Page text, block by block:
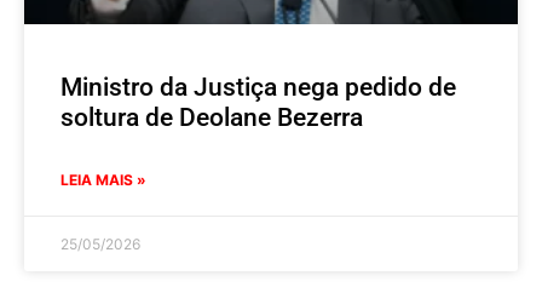
Ministro da Justiça nega pedido de
soltura de Deolane Bezerra
LEIA MAIS »
25/05/2026